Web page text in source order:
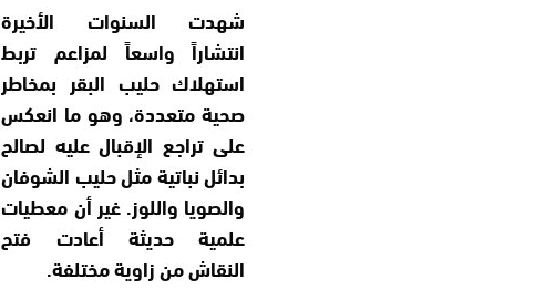
شهدت السنوات الأخيرة
انتشاراً واسعاً لمزاعم تربط
استهلاك حليب البقر بمخاطر
صحية متعددة، وهو ما انعكس
على تراجع الإقبال عليه لصالح
بدائل نباتية مثل حليب الشوفان
والصويا واللوز. غير أن معطيات
علمية حديثة أعادت فتح
النقاش من زاوية مختلفة.